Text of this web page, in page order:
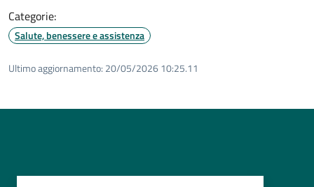
Categorie:
Salute, benessere e assistenza
Ultimo aggiornamento: 20/05/2026 10:25.11